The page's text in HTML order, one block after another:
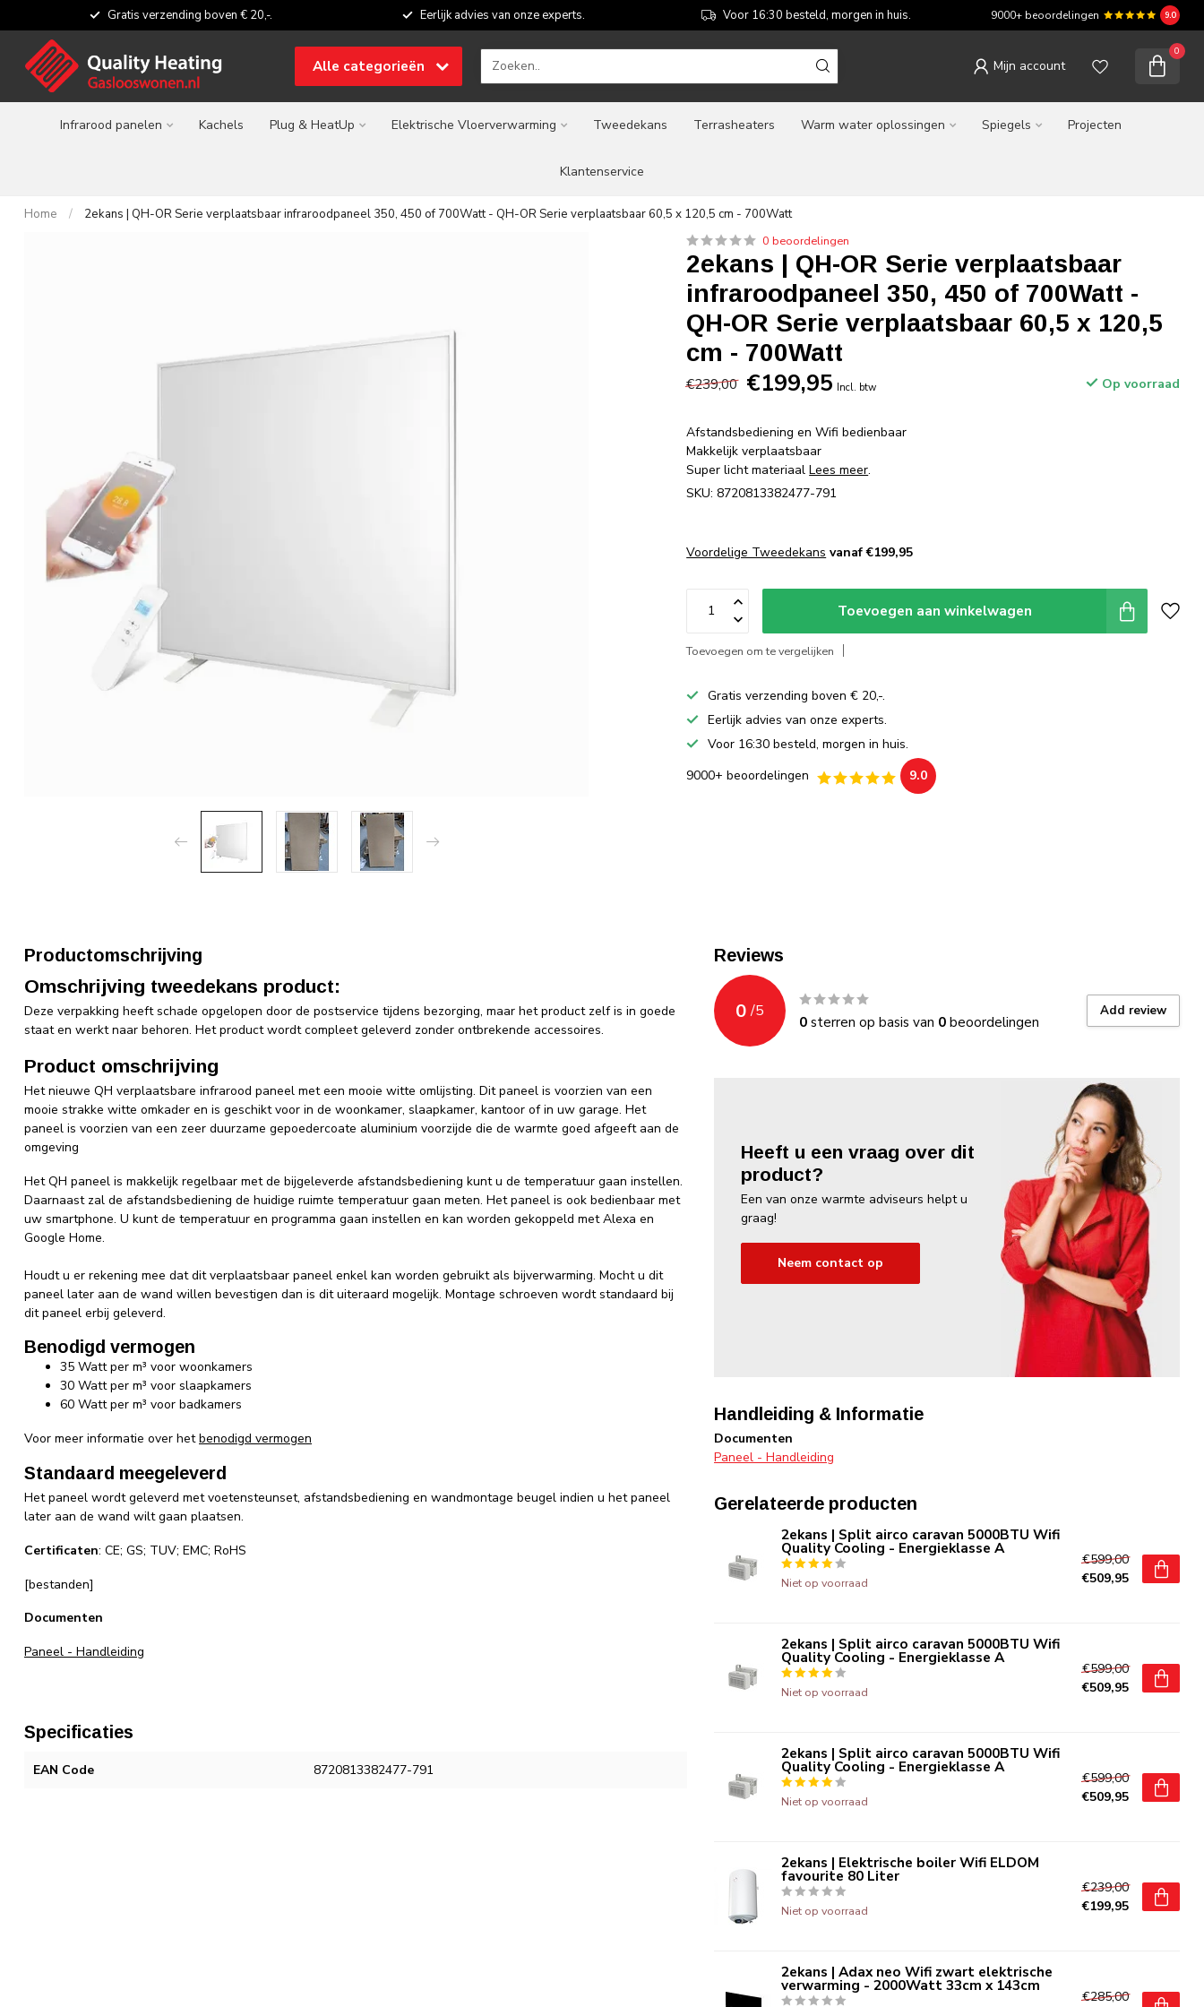
Gratis verzending boven € 20,-. Eerlijk advies van onze experts. Voor 16:30 besteld, morgen in huis. 9000+ beoordelingen 9.0
Alle categorieën Mijn account
0
Infrarood panelen Kachels Plug & HeatUp Elektrische Vloerverwarming Tweedekans Terrasheaters Warm water oplossingen Spiegels Projecten
Klantenservice
Home / 2ekans | QH-OR Serie verplaatsbaar infraroodpaneel 350, 450 of 700Watt - QH-OR Serie verplaatsbaar 60,5 x 120,5 cm - 700Watt
0 beoordelingen
2ekans | QH-OR Serie verplaatsbaar
infraroodpaneel 350, 450 of 700Watt -
QH-OR Serie verplaatsbaar 60,5 x 120,5
cm - 700Watt
€239,00 €199,95 Incl. btw Op voorraad
Afstandsbediening en Wifi bedienbaar
Makkelijk verplaatsbaar
Super licht materiaalLees meer.
SKU: 8720813382477-791
Voordelige Tweedekans vanaf €199,95
Toevoegen aan winkelwagen
Toevoegen om te vergelijken
Gratis verzending boven € 20,-.
Eerlijk advies van onze experts.
Voor 16:30 besteld, morgen in huis.
9000+ beoordelingen
9.0
Productomschrijving
Omschrijving tweedekans product:
Deze verpakking heeft schade opgelopen door de postservice tijdens bezorging, maar het product zelf is in goede
staat en werkt naar behoren. Het product wordt compleet geleverd zonder ontbrekende accessoires.
Product omschrijving
Het nieuwe QH verplaatsbare infrarood paneel met een mooie witte omlijsting. Dit paneel is voorzien van een
mooie strakke witte omkader en is geschikt voor in de woonkamer, slaapkamer, kantoor of in uw garage. Het
paneel is voorzien van een zeer duurzame gepoedercoate aluminium voorzijde die de warmte goed afgeeft aan de
omgeving
Het QH paneel is makkelijk regelbaar met de bijgeleverde afstandsbediening kunt u de temperatuur gaan instellen.
Daarnaast zal de afstandsbediening de huidige ruimte temperatuur gaan meten. Het paneel is ook bedienbaar met
uw smartphone. U kunt de temperatuur en programma gaan instellen en kan worden gekoppeld met Alexa en
Google Home.
Houdt u er rekening mee dat dit verplaatsbaar paneel enkel kan worden gebruikt als bijverwarming. Mocht u dit
paneel later aan de wand willen bevestigen dan is dit uiteraard mogelijk. Montage schroeven wordt standaard bij
dit paneel erbij geleverd.
Benodigd vermogen
35 Watt per m³ voor woonkamers
30 Watt per m³ voor slaapkamers
60 Watt per m³ voor badkamers
Voor meer informatie over hetbenodigd vermogen
Standaard meegeleverd
Het paneel wordt geleverd met voetensteunset, afstandsbediening en wandmontage beugel indien u het paneel
later aan de wand wilt gaan plaatsen.
Certificaten: CE; GS; TUV; EMC; RoHS
[bestanden]
Documenten
Paneel - Handleiding
Specificaties
EAN Code 8720813382477-791
Reviews
0 /5
0sterren op basis van 0beoordelingen
Add review
Heeft u een vraag over dit
product?
Een van onze warmte adviseurs helpt u
graag!
Neem contact op
Handleiding & Informatie
Documenten
Paneel - Handleiding
Gerelateerde producten
2ekans | Split airco caravan 5000BTU Wifi
Quality Cooling - Energieklasse A
Niet op voorraad
€599,00
€509,95
2ekans | Split airco caravan 5000BTU Wifi
Quality Cooling - Energieklasse A
Niet op voorraad
€599,00
€509,95
2ekans | Split airco caravan 5000BTU Wifi
Quality Cooling - Energieklasse A
Niet op voorraad
€599,00
€509,95
2ekans | Elektrische boiler Wifi ELDOM
favourite 80 Liter
Niet op voorraad
€239,00
€199,95
2ekans | Adax neo Wifi zwart elektrische
verwarming - 2000Watt 33cm x 143cm
€285,00